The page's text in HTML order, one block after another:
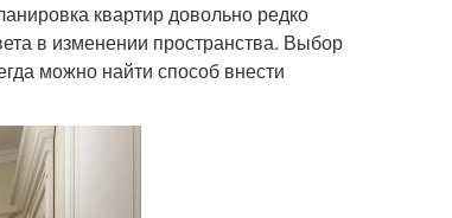
квартир довольно редко
в изменении пространства. Выбор
можно найти способ внести